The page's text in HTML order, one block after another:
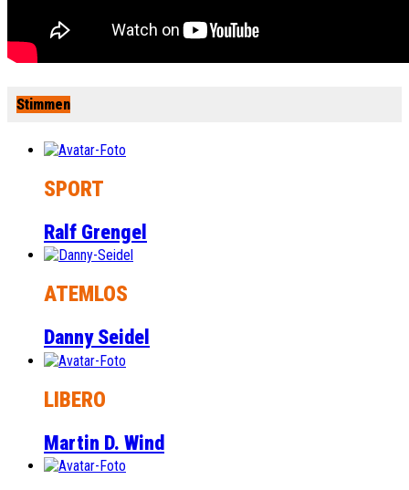
Stimmen
SPORT
Ralf Grengel
ATEMLOS
Danny Seidel
LIBERO
Martin D. Wind